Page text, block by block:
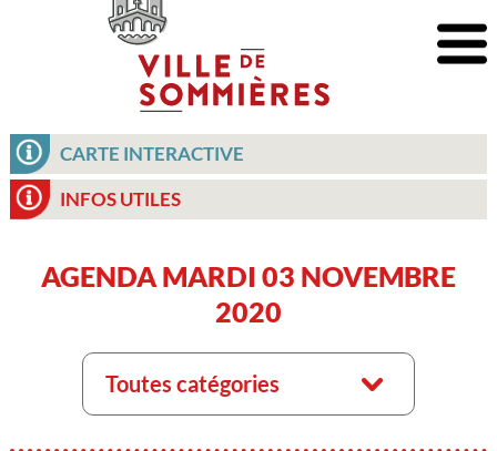
CARTE INTERACTIVE
INFOS UTILES
AGENDA MARDI 03 NOVEMBRE
2020
Toutes catégories